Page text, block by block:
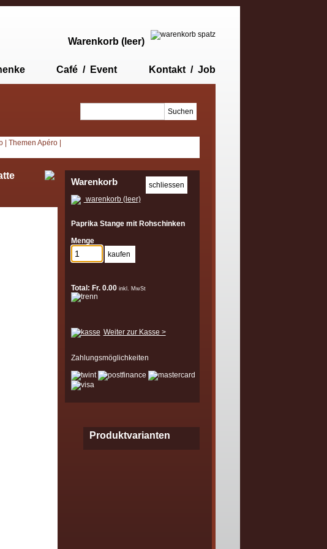
Warenkorb (leer)
Café / Event Kontakt / Job
Themen Apéro
Warenkorb
warenkorb (leer)
Paprika Stange mit Rohschinken
Menge
Total: Fr. 0.00 inkl. MwSt
Weiter zur Kasse >
Zahlungsmöglichkeiten
Produktvarianten